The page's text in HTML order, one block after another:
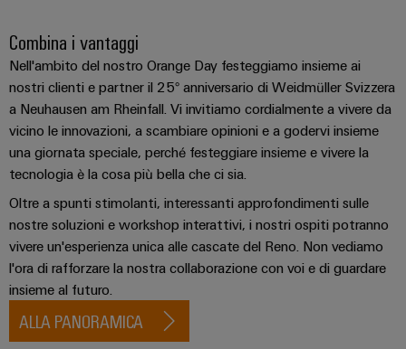
funzionamento
con
soluzioni
in
rete
per
l'industria
di
processo
Fotovoltaico
Sfruttare
l'energia
solare
per
il
grado
Servizi
per
connettori
PCB
Produttore
di
apparecchiature
originali
(OEM)
Comandi
Sistemi
I/O
Industrial
Pannelli
touch
Strumenti
di
progettazione
Combina i vantaggi
Nell'ambito del nostro Orange Day festeggiamo insieme ai
nostri clienti e partner il 25° anniversario di Weidmüller Svizzera
a Neuhausen am Rheinfall. Vi invitiamo cordialmente a vivere da
vicino le innovazioni, a scambiare opinioni e a godervi insieme
una giornata speciale, perché festeggiare insieme e vivere la
tecnologia è la cosa più bella che ci sia.
Oltre a spunti stimolanti, interessanti approfondimenti sulle
nostre soluzioni e workshop interattivi, i nostri ospiti potranno
vivere un'esperienza unica alle cascate del Reno. Non vediamo
l'ora di rafforzare la nostra collaborazione con voi e di guardare
insieme al futuro.
ALLA PANORAMICA